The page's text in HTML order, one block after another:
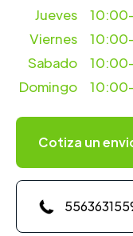
Jueves
Viernes
Sabado
Domingo
Cotiza un